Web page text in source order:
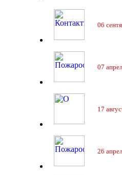
06
07
17
26